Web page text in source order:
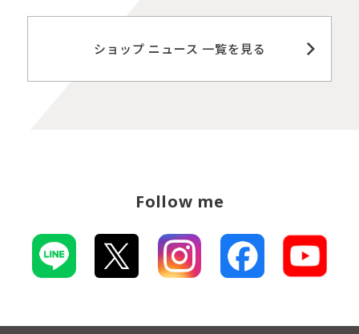
ショップ ニュース 一覧を見る
Follow me